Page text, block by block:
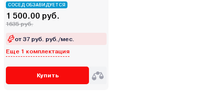
СОСЕД ОБЗАВИДУЕТСЯ
1 500.00 руб.
1635 руб.
от 37 руб. руб./мес.
Еще 1 комплектация
Купить